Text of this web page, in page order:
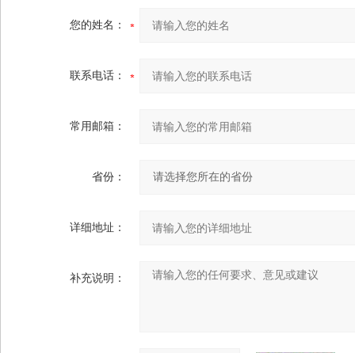
您的姓名：
联系电话：
常用邮箱：
省份：
详细地址：
补充说明：